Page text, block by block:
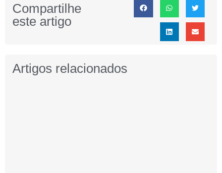
Compartilhe
este artigo
Artigos relacionados